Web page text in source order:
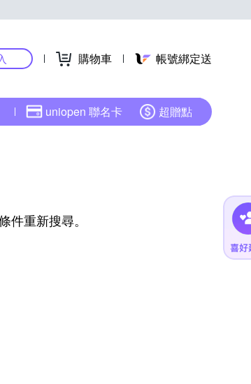
購物車 帳號綁定送
uniopen 聯名卡 超贈點
重新搜尋。